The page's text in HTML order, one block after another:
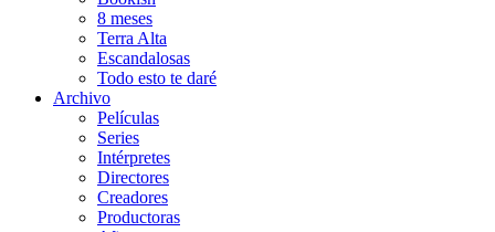
8 meses
Terra Alta
Escandalosas
Todo esto te daré
Archivo
Películas
Series
Intérpretes
Directores
Creadores
Productoras